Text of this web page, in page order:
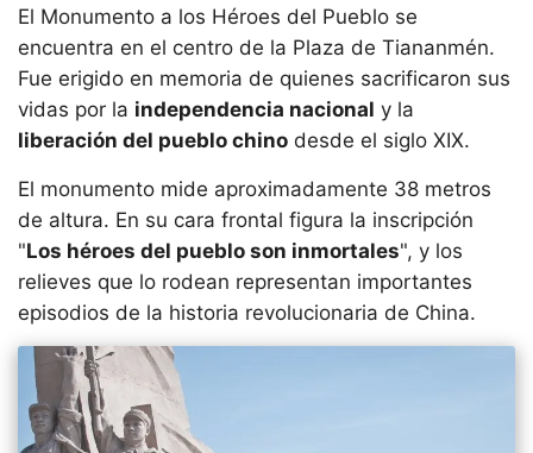
El Monumento a los Héroes del Pueblo se
encuentra en el centro de la Plaza de Tiananmén.
Fue erigido en memoria de quienes sacrificaron sus
vidas por la independencia nacional y la
liberación del pueblo chino desde el siglo XIX.
El monumento mide aproximadamente 38 metros
de altura. En su cara frontal figura la inscripción
"Los héroes del pueblo son inmortales", y los
relieves que lo rodean representan importantes
episodios de la historia revolucionaria de China.